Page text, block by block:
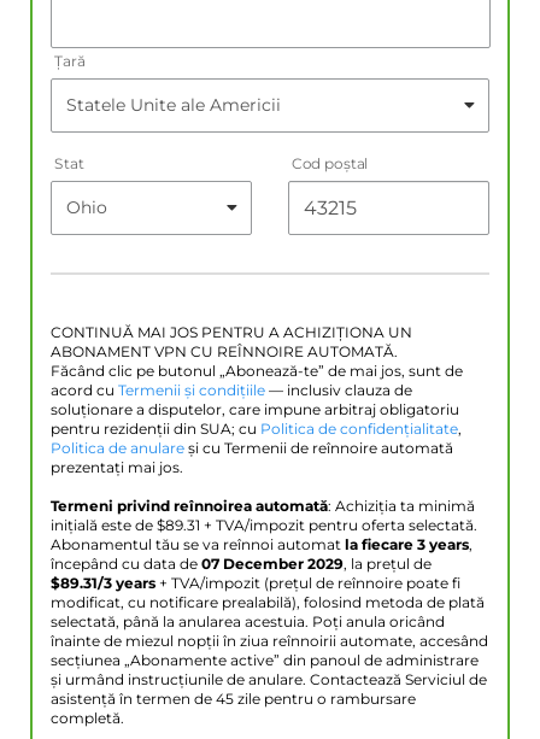
Țară
Stat Cod poştal
CONTINUĂ MAI JOS PENTRU A ACHIZIȚIONA UN
ABONAMENT VPN CU REÎNNOIRE AUTOMATĂ.
Făcând clic pe butonul „Abonează-te” de mai jos, sunt de
acord cu Termenii și condițiile — inclusiv clauza de
soluționare a disputelor, care impune arbitraj obligatoriu
pentru rezidenții din SUA; cu Politica de confidențialitate,
Politica de anulare și cu Termenii de reînnoire automată
prezentați mai jos.
Termeni privind reînnoirea automată: Achiziția ta minimă
inițială este de $89.31 + TVA/impozit pentru oferta selectată.
Abonamentul tău se va reînnoi automat la fiecare 3 years,
începând cu data de 07 December 2029, la prețul de
$89.31/3 years + TVA/impozit (prețul de reînnoire poate fi
modificat, cu notificare prealabilă), folosind metoda de plată
selectată, până la anularea acestuia. Poți anula oricând
înainte de miezul nopții în ziua reînnoirii automate, accesând
secțiunea „Abonamente active” din panoul de administrare
și urmând instrucțiunile de anulare. Contactează Serviciul de
asistență în termen de 45 zile pentru o rambursare
completă.